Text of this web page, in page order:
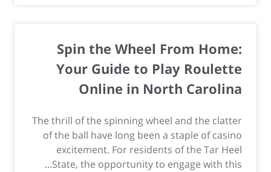
Spin the Wheel From Home:
Your Guide to Play Roulette
Online in North Carolina
The thrill of the spinning wheel and the clatter
of the ball have long been a staple of casino
excitement. For residents of the Tar Heel
State, the opportunity to engage with this...